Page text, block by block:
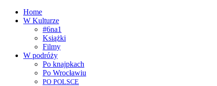
Home
W Kulturze
#6na1
Książki
Filmy
W podróży
Po knajpkach
Po Wrocławiu
PO POLSCE